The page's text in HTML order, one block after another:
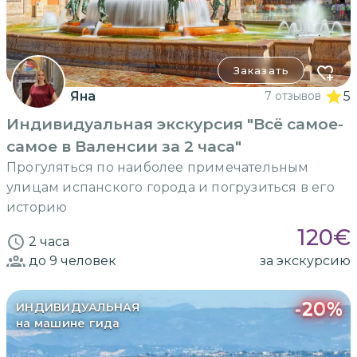
Заказать
Яна 7 отзывов 5
Индивидуальная экскурсия "Всё самое-
самое в Валенсии за 2 часа"
Прогуляться по наиболее примечательным
улицам испанского города и погрузиться в его
историю
2 часа 120€
до 9 человек за экскурсию
ИНДИВИДУАЛЬНАЯ
на машине гида
-20%